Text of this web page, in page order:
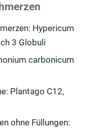
Hypericum
3 Globuli
carbonicum
Plantago C12,
ohne Füllungen: